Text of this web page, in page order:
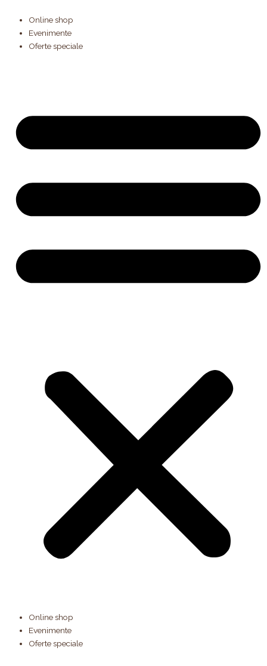
content
Online shop
Evenimente
Oferte speciale
Online shop
Evenimente
Oferte speciale
search